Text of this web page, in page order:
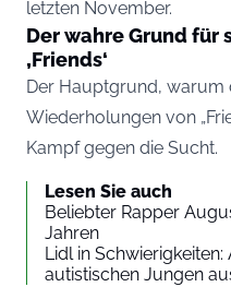
letzten November.
Der wahre Grund für
‚Friends‘
Der Hauptgrund, warum
Wiederholungen von
Kampf gegen die Sucht.
Lesen Sie auch
Beliebter Rapper
Jahren
Lidl in Schwierigkeiten:
autistischen Jungen